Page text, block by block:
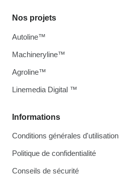
Informations
Conditions générales d'utilisation
Politique de confidentialité
Conseils de sécurité
Nos projets
Autoline™
Machineryline™
Agroline™
Linemedia Digital ™